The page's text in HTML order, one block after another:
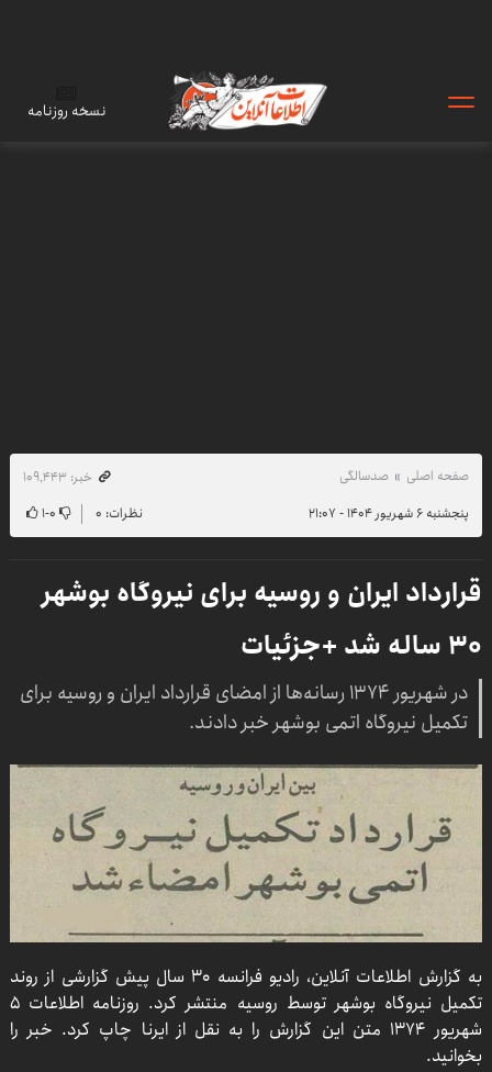
نسخه روزنامه
صفحه اصلی صدسالگی
خبر: ۱۰۹٬۴۴۳
پنجشنبه ۶ شهریور ۱۴۰۴ - ۲۱:۰۷
نظرات: ۰ ۰-۱
قرارداد ایران و روسیه برای نیروگاه بوشهر
۳۰ ساله شد +جزئیات
در شهریور ۱۳۷۴ رسانه‌ها از امضای قرارداد ایران و روسیه برای
تکمیل نیروگاه اتمی بوشهر خبر دادند.
به گزارش اطلاعات آنلاین، رادیو فرانسه ۳۰ سال پیش گزارشی از روند
تکمیل نیروگاه بوشهر توسط روسیه منتشر کرد. روزنامه اطلاعات ۵
شهریور ۱۳۷۴ متن این گزارش را به نقل از ایرنا چاپ کرد. خبر را
بخوانید.